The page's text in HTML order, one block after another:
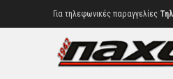
Για τηλεφωνικές παραγγελίες